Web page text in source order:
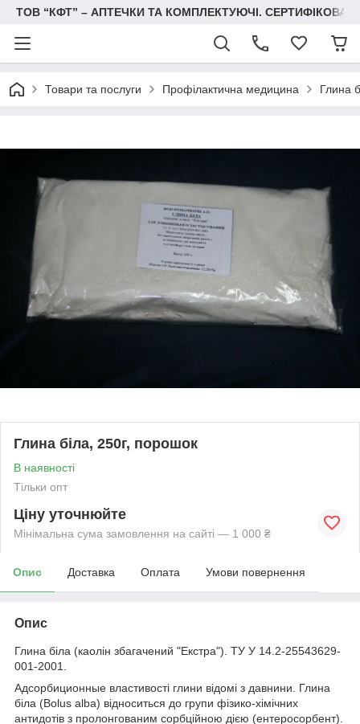
ТОВ “КФТ” – АПТЕЧКИ ТА КОМПЛЕКТУЮЧІ.
Товари та послуги Профілактична медицина Глина
Глина біла, 250г, порошок
В наявності
Тільки опт
Ціну уточнюйте
Мінімальна сума замовлення на сайті — 1 000 ₴
Опис Доставка Оплата Умови повернення
Опис
Глина біла (каолін збагачений "Екстра"). ТУ У 14.2-25543629-
001-2001.
Адсорбиционные властивості глини відомі з давнини. Глина
біла (Bolus alba) відноситься до групи фізико-хімічних
антидотів з пролонгованим сорбційною дією (ентеросорбент).